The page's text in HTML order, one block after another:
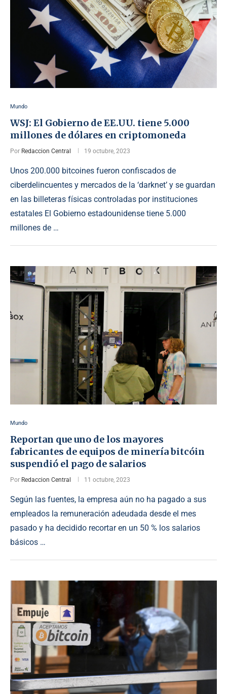
Mundo
WSJ: El Gobierno de EE.UU. tiene 5.000
millones de dólares en criptomoneda
Por Redaccion Central 19 octubre, 2023
Unos 200.000 bitcoines fueron confiscados de
ciberdelincuentes y mercados de la ‘darknet’ y se guardan
en las billeteras físicas controladas por instituciones
estatales El Gobierno estadounidense tiene 5.000
millones de …
Mundo
Reportan que uno de los mayores
fabricantes de equipos de minería bitcóin
suspendió el pago de salarios
Por Redaccion Central 11 octubre, 2023
Según las fuentes, la empresa aún no ha pagado a sus
empleados la remuneración adeudada desde el mes
pasado y ha decidido recortar en un 50 % los salarios
básicos …